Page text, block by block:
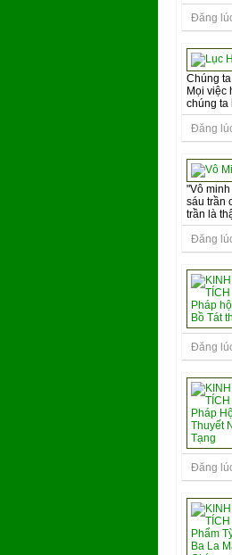
Đăng
Chúng
Mọi việc
chúng ta
Đăng
"Vô
sáu trần
trần là
Đăng
Đăng
Đăng